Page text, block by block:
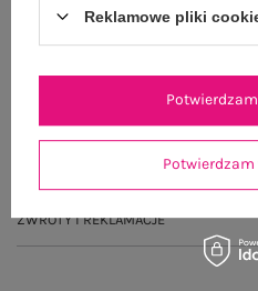
OPIS PRODUKTU
ZWROTY I REKLAMACJE
Reklamowe pliki